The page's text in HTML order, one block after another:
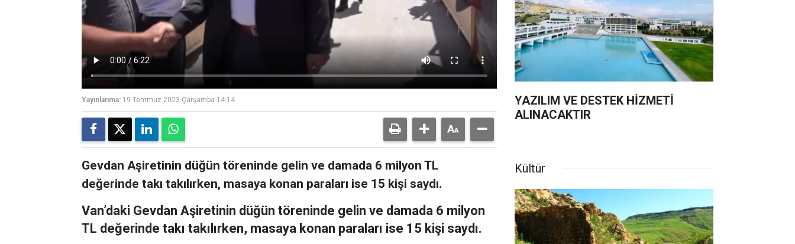
Yayınlanma: 19 Temmuz 2023 Çarşamba 14:14
Gevdan Aşiretinin düğün töreninde gelin ve damada 6 milyon TL
değerinde takı takılırken, masaya konan paraları ise 15 kişi saydı.
Van’daki Gevdan Aşiretinin düğün töreninde gelin ve damada 6 milyon
TL değerinde takı takılırken, masaya konan paraları ise 15 kişi saydı.
YAZILIM VE DESTEK HİZMETİ
ALINACAKTIR
Kültür